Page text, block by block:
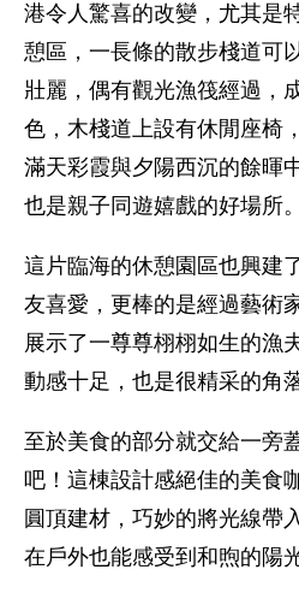
港令人驚喜的改變，尤其是
憩區，一長條的散步棧道可
壯麗，偶有觀光漁筏經過，
色，木棧道上設有休閒座椅
滿天彩霞與夕陽西沉的餘暉
也是親子同遊嬉戲的好場所。
這片臨海的休憩園區也興建
友喜愛，更棒的是經過藝術
展示了一尊尊栩栩如生的漁
動感十足，也是很精采的角落
至於美食的部分就交給一旁
吧！這棟設計感絕佳的美食
圓頂建材，巧妙的將光線帶
在戶外也能感受到和煦的陽光